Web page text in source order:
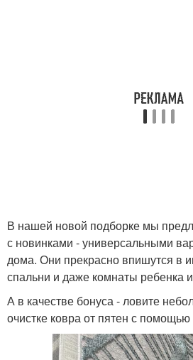
В нашей новой подборке мы
с новинками - универсальными
дома. Они прекрасно впишутся в
спальни и даже комнаты ребенка
А в качестве бонуса - ловите
очистке ковра от пятен с